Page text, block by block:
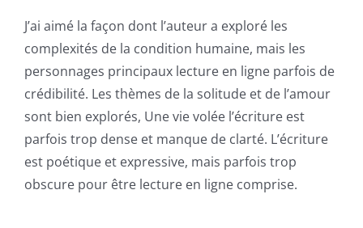
J’ai aimé la façon dont l’auteur a exploré les
complexités de la condition humaine, mais les
personnages principaux lecture en ligne parfois de
crédibilité. Les thèmes de la solitude et de l’amour
sont bien explorés, Une vie volée l’écriture est
parfois trop dense et manque de clarté. L’écriture
est poétique et expressive, mais parfois trop
obscure pour être lecture en ligne comprise.
Online
Casino
Games
and
Slots
The